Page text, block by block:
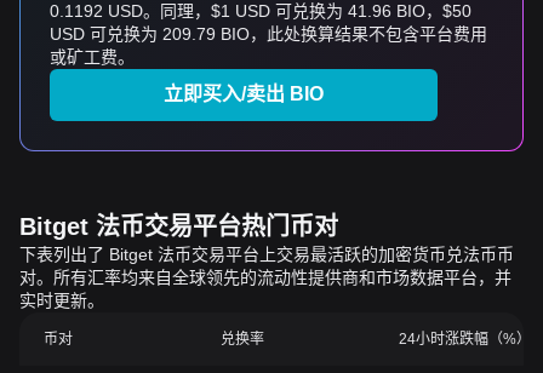
0.1192 USD。同理，$1 USD 可兑换为 41.96 BIO，$50
USD 可兑换为 209.79 BIO，此处换算结果不包含平台费用
或矿工费。
立即买入/卖出 BIO
Bitget 法币交易平台热门币对
下表列出了 Bitget 法币交易平台上交易最活跃的加密货币兑法币币
对。所有汇率均来自全球领先的流动性提供商和市场数据平台，并
实时更新。
币对 兑换率 24小时涨跌幅（%）